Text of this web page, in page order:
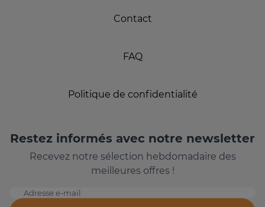
Contact
FAQ
Politique de confidentialité
Restez informés avec notre newsletter
Recevez notre sélection hebdomadaire des
meilleures offres !
Adresse e-mail